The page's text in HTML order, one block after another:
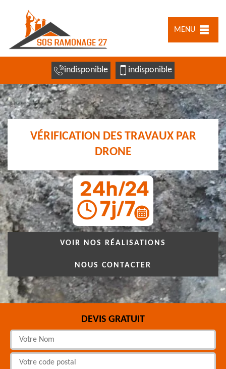
MENU
indisponible indisponible
VÉRIFICATION DES TRAVAUX PAR
DRONE
VOIR NOS RÉALISATIONS
NOUS CONTACTER
DEVIS GRATUIT